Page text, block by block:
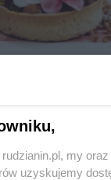
rusza 22
my
uzyskujemy